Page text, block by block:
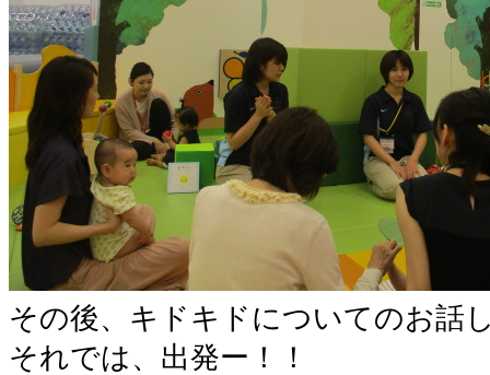
その後、キドキドについてのお話
それでは、出発ー！！